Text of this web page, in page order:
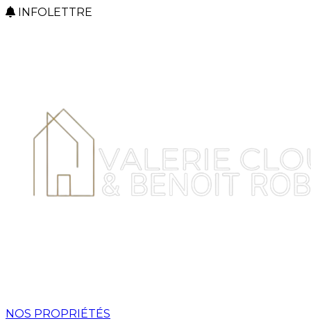
INFOLETTRE
NOS PROPRIÉTÉS